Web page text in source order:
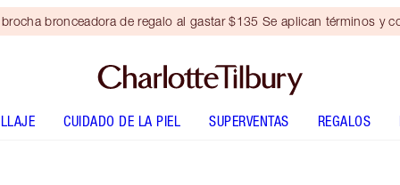
bronceadora de regalo al gastar $135 Se aplican términos y
CUIDADO DE LA PIEL SUPERVENTAS REGALOS